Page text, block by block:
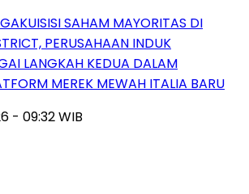
SAHAM MAYORITAS DI
PERUSAHAAN INDUK
LANGKAH KEDUA DALAM
MEREK MEWAH ITALIA BARU
- 09:32 WIB